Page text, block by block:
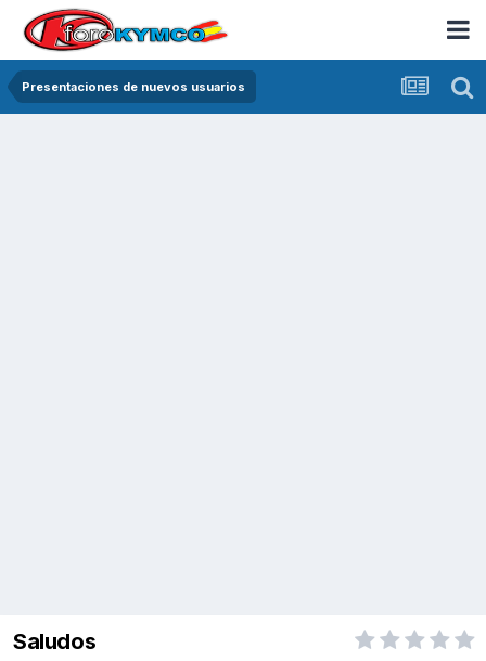
Presentaciones de nuevos usuarios
Saludos